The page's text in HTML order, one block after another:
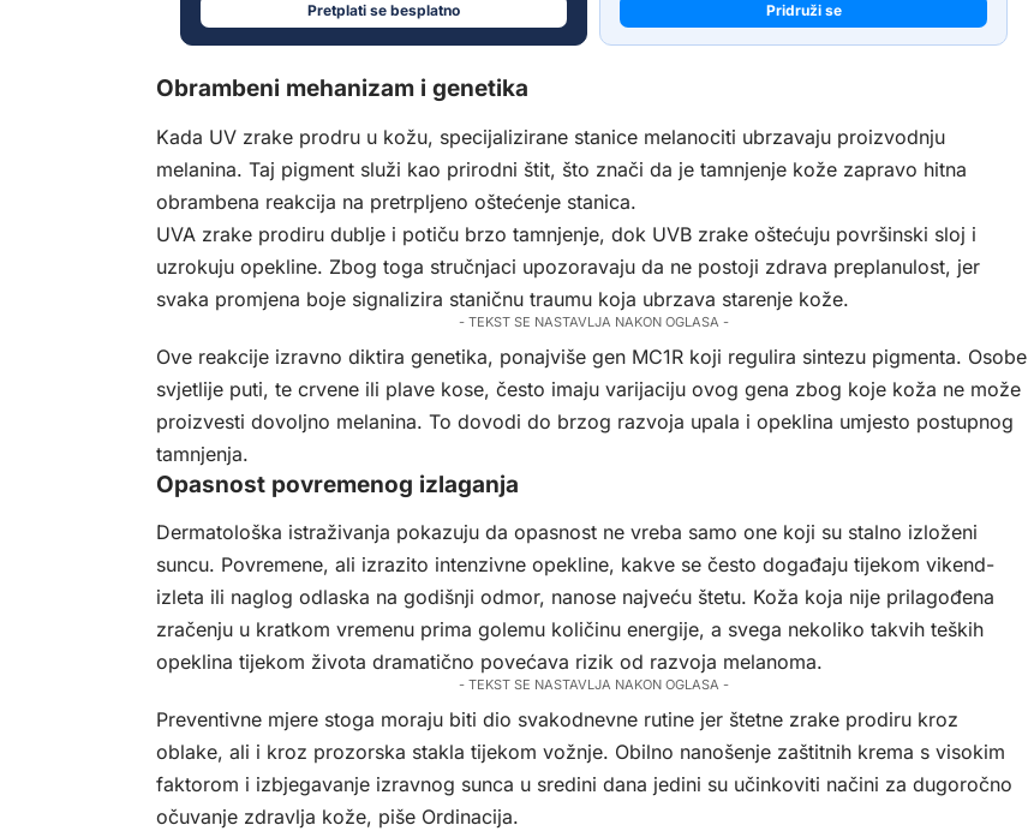
Pretplati se besplatno Pridruži se
Obrambeni mehanizam i genetika
Kada UV zrake prodru u kožu, specijalizirane stanice melanociti ubrzavaju proizvodnju
melanina. Taj pigment služi kao prirodni štit, što znači da je tamnjenje kože zapravo hitna
obrambena reakcija na pretrpljeno oštećenje stanica.
UVA zrake prodiru dublje i potiču brzo tamnjenje, dok UVB zrake oštećuju površinski sloj i
uzrokuju opekline. Zbog toga stručnjaci upozoravaju da ne postoji zdrava preplanulost, jer
svaka promjena boje signalizira staničnu traumu koja ubrzava starenje kože.
- TEKST SE NASTAVLJA NAKON OGLASA -
Ove reakcije izravno diktira genetika, ponajviše gen MC1R koji regulira sintezu pigmenta. Osobe
svjetlije puti, te crvene ili plave kose, često imaju varijaciju ovog gena zbog koje koža ne može
proizvesti dovoljno melanina. To dovodi do brzog razvoja upala i opeklina umjesto postupnog
tamnjenja.
Opasnost povremenog izlaganja
Dermatološka istraživanja pokazuju da opasnost ne vreba samo one koji su stalno izloženi
suncu. Povremene, ali izrazito intenzivne opekline, kakve se često događaju tijekom vikend-
izleta ili naglog odlaska na godišnji odmor, nanose najveću štetu. Koža koja nije prilagođena
zračenju u kratkom vremenu prima golemu količinu energije, a svega nekoliko takvih teških
opeklina tijekom života dramatično povećava rizik od razvoja melanoma.
- TEKST SE NASTAVLJA NAKON OGLASA -
Preventivne mjere stoga moraju biti dio svakodnevne rutine jer štetne zrake prodiru kroz
oblake, ali i kroz prozorska stakla tijekom vožnje. Obilno nanošenje zaštitnih krema s visokim
faktorom i izbjegavanje izravnog sunca u sredini dana jedini su učinkoviti načini za dugoročno
očuvanje zdravlja kože, piše Ordinacija.